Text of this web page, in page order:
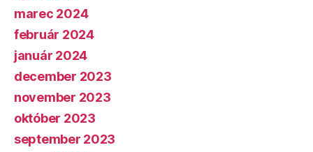
marec 2024
február 2024
január 2024
december 2023
november 2023
október 2023
september 2023